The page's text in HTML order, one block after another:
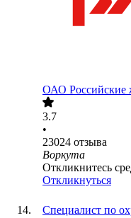
ОАО Российские
3.7
•
23024 отзыва
Воркута
Откликнитесь
Откликнуться
Специалист по